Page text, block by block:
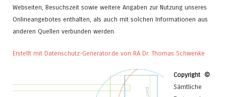
Webseiten, Besuchszeit sowie weitere Angaben zur Nutzung unseres
Onlineangebotes enthalten, als auch mit solchen Informationen aus
anderen Quellen verbunden werden.
Erstellt mit Datenschutz-Generator.de von RA Dr. Thomas Schwenke
Copyright ©
Sämtliche